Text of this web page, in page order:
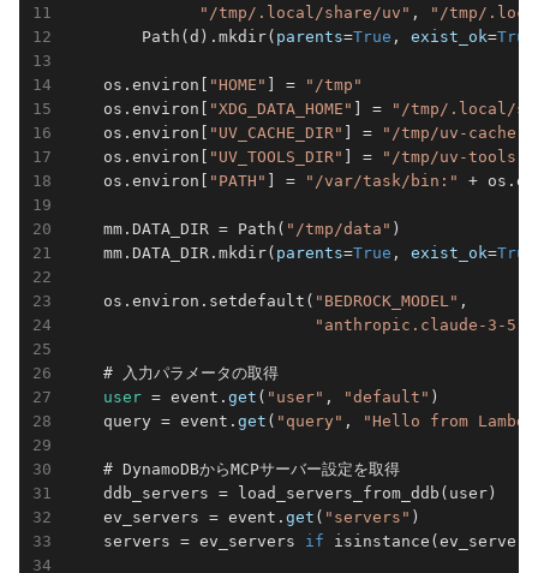
"/tmp/.local/share/uv" ,
"/tmp/
        Path(d).mkdir(
parents=True , exist_ok=True
    os.environ[
"HOME" ] =
"/tmp"
    os.environ[
"XDG_DATA_HOME" ] =
"/tmp/.local/
    os.environ[
"UV_CACHE_DIR" ] =
"/tmp/uv-cache"
    os.environ[
"UV_TOOLS_DIR" ] =
"/tmp/uv-tools"
    os.environ[
"PATH" ] = "/var/task/bin:" +
    mm.DATA_DIR = Path(
"/tmp/data" )
    mm.DATA_DIR.mkdir(
parents=True , exist_ok=True
    os.environ.setdefault(
"BEDROCK_MODEL" ,
"anthropic.claude-3-5-
    # 入力パラメータの取得
user = event.get ( "user" , "default" )
    query = event.
get ( "query" , "Hello from
    # DynamoDBからMCPサーバー設定を取得
    ddb_servers = load_servers_from_ddb(user)
    ev_servers = event.
get ( "servers" )
    servers = ev_servers
if